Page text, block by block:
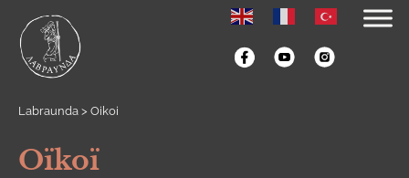
Labraunda > Oikoi
Oïkoï